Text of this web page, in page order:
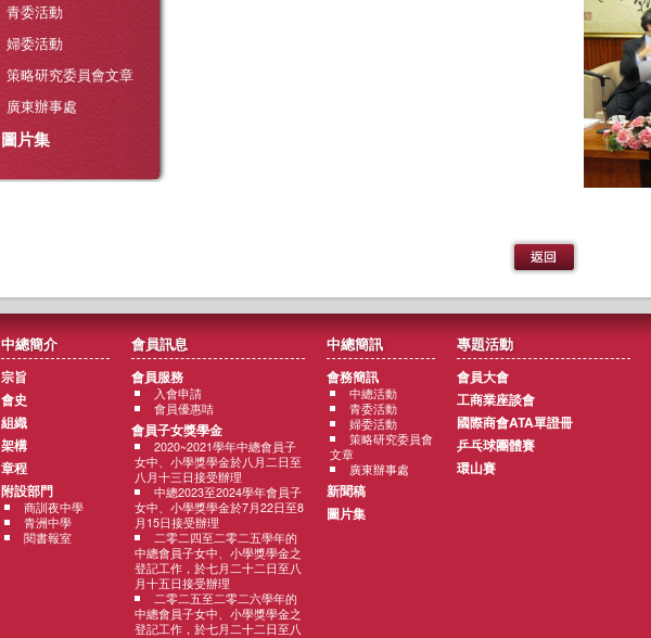
青委活動
婦委活動
策略研究委員會文章
廣東辦事處
圖片集
中總簡介
宗旨
會史
組織
架構
章程
附設部門
商訓夜中學
青洲中學
閱書報室
會員訊息
會員服務
入會申請
會員優惠咭
會員子女獎學金
2020~2021學年中總會員子
女中、小學獎學金於八月二日至
八月十三日接受辦理
中總2023至2024學年會員子
女中、小學獎學金於7月22日至8
月15日接受辦理
二零二四至二零二五學年的
中總會員子女中、小學獎學金之
登記工作，於七月二十二日至八
月十五日接受辦理
二零二五至二零二六學年的
中總會員子女中、小學獎學金之
登記工作，於七月二十二日至八
中總簡訊
會務簡訊
中總活動
青委活動
婦委活動
策略研究委員會
文章
廣東辦事處
新聞稿
圖片集
專題活動
會員大會
工商業座談會
國際商會ATA單證冊
乒乓球團體賽
環山賽